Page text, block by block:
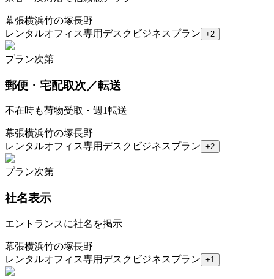
幕張横浜竹の塚長野
レンタルオフィス専用デスク ビジネスプラン +2
プラン次第
郵便・宅配取次／転送
不在時も荷物受取・週1転送
幕張横浜竹の塚長野
レンタルオフィス専用デスク ビジネスプラン +2
プラン次第
社名表示
エントランスに社名を掲示
幕張横浜竹の塚長野
レンタルオフィス専用デスク ビジネスプラン +1